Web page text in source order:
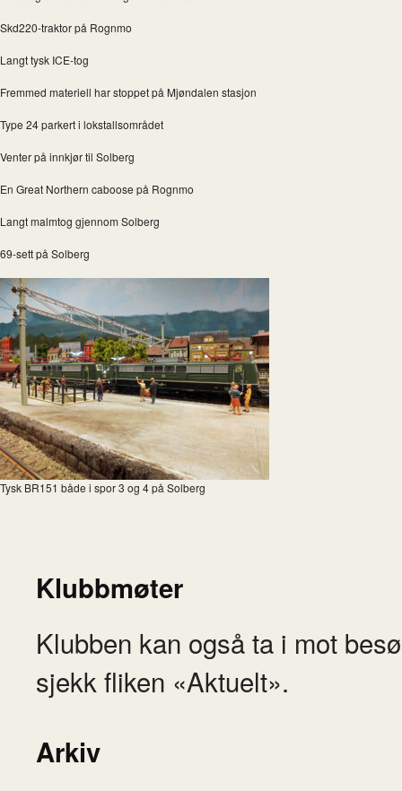
Skd220-traktor på Rognmo
Langt tysk ICE-tog
Fremmed materiell har stoppet på Mjøndalen stasjon
Type 24 parkert i lokstallsområdet
Venter på innkjør til Solberg
En Great Northern caboose på Rognmo
Langt malmtog gjennom Solberg
69-sett på Solberg
Tysk BR151 både i spor 3 og 4 på Solberg
Klubbmøter
Klubben kan også ta i mot
sjekk fliken «Aktuelt».
Arkiv